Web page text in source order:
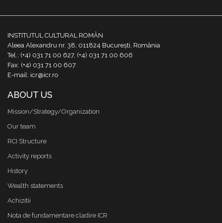
INSTITUTUL CULTURAL ROMÂN
Aleea Alexandru nr. 38, 011824 București, România
Tel.: (+4) 031 71 00 627, (+4) 031 71 00 606
Fax: (+4) 031 71 00 607
E-mail: icr@icr.ro
ABOUT US
Mission/Strategy/Organization
Our team
RCI Structure
Activity reports
History
Wealth statements
Achizitii
Nota de fundamentare cladire ICR